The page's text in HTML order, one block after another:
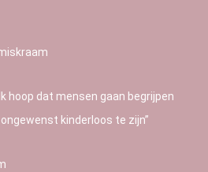
hoop dat mensen gaan begrijpen
kinderloos te zijn”